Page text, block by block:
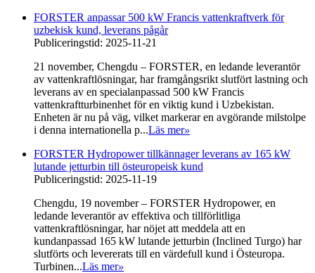
FORSTER anpassar 500 kW Francis vattenkraftverk för
uzbekisk kund, leverans pågår
Publiceringstid: 2025-11-21
21 november, Chengdu – FORSTER, en ledande leverantör
av vattenkraftlösningar, har framgångsrikt slutfört lastning och
leverans av en specialanpassad 500 kW Francis
vattenkraftturbinenhet för en viktig kund i Uzbekistan.
Enheten är nu på väg, vilket markerar en avgörande milstolpe
i denna internationella p...Läs mer»
FORSTER Hydropower tillkännager leverans av 165 kW
lutande jetturbin till östeuropeisk kund
Publiceringstid: 2025-11-19
Chengdu, 19 november – FORSTER Hydropower, en
ledande leverantör av effektiva och tillförlitliga
vattenkraftlösningar, har nöjet att meddela att en
kundanpassad 165 kW lutande jetturbin (Inclined Turgo) har
slutförts och levererats till en värdefull kund i Östeuropa.
Turbinen...Läs mer»